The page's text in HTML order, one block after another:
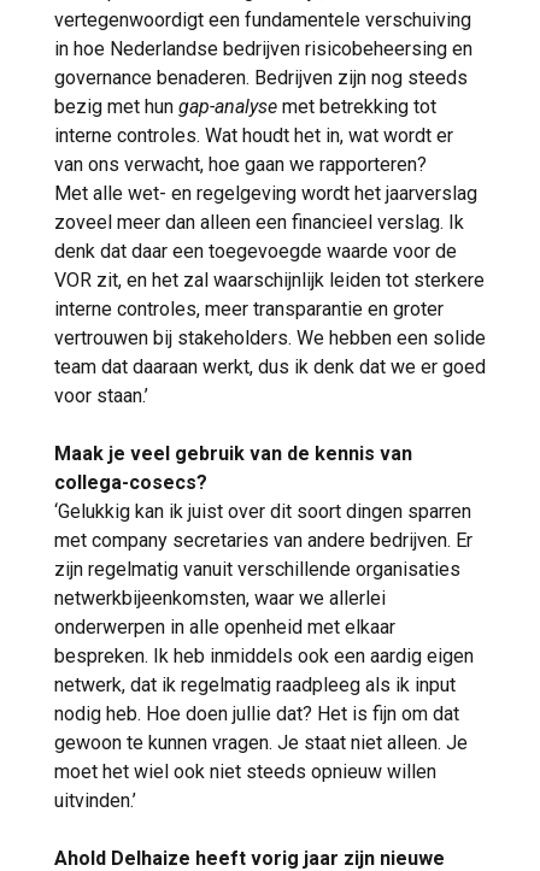
vertegenwoordigt een fundamentele verschuiving
in hoe Nederlandse bedrijven risicobeheersing en
governance benaderen. Bedrijven zijn nog steeds
bezig met hun gap-analyse met betrekking tot
interne controles. Wat houdt het in, wat wordt er
van ons verwacht, hoe gaan we rapporteren?
Met alle wet- en regelgeving wordt het jaarverslag
zoveel meer dan alleen een financieel verslag. Ik
denk dat daar een toegevoegde waarde voor de
VOR zit, en het zal waarschijnlijk leiden tot sterkere
interne controles, meer transparantie en groter
vertrouwen bij stakeholders. We hebben een solide
team dat daaraan werkt, dus ik denk dat we er goed
voor staan.’
Maak je veel gebruik van de kennis van
collega-cosecs?
‘Gelukkig kan ik juist over dit soort dingen sparren
met company secretaries van andere bedrijven. Er
zijn regelmatig vanuit verschillende organisaties
netwerkbijeenkomsten, waar we allerlei
onderwerpen in alle openheid met elkaar
bespreken. Ik heb inmiddels ook een aardig eigen
netwerk, dat ik regelmatig raadpleeg als ik input
nodig heb. Hoe doen jullie dat? Het is fijn om dat
gewoon te kunnen vragen. Je staat niet alleen. Je
moet het wiel ook niet steeds opnieuw willen
uitvinden.’
Ahold Delhaize heeft vorig jaar zijn nieuwe